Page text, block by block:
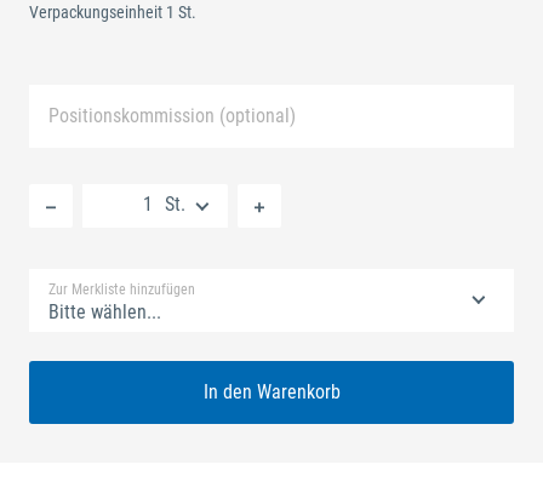
Verpackungseinheit 1 St.
Positionskommission (optional)
St.
Zur Merkliste hinzufügen
Bitte wählen...
In den Warenkorb